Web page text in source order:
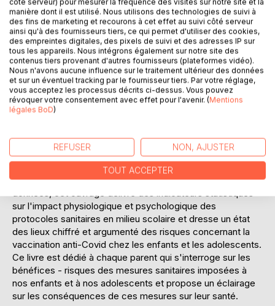
DESCRIPTION
Depuis le début de la crise sanitaire, pas moins de 48
protocoles scolaires se sont succédés provoquant mal-
être et souffrance chez les enfants et les adolescents. Les
adolescents a également engendré des drames humains
totalement ignorés de façon déloyale par les médias ou les
Issu de plus de 18 mois de recherches en science des
données, cet ouvrage délivre des indicateurs statistiques
sur l'impact physiologique et psychologique des
protocoles sanitaires en milieu scolaire et dresse un état
des lieux chiffré et argumenté des risques concernant la
vaccination anti-Covid chez les enfants et les adolescents.
Ce livre est dédié à chaque parent qui s'interroge sur les
bénéfices - risques des mesures sanitaires imposées à
nos enfants et à nos adolescents et propose un éclairage
sur les conséquences de ces mesures sur leur santé.
manière dont il est utilisé. Nous utilisons des technologies de suivi à
des fins de marketing et recourons à cet effet au suivi côté serveur
ainsi qu'à des fournisseurs tiers, ce qui permet d'utiliser des cookies,
des empreintes digitales, des pixels de suivi et des adresses IP sur
tous les appareils. Nous intégrons également sur notre site des
contenus tiers provenant d'autres fournisseurs (plateformes vidéo).
Nous n'avons aucune influence sur le traitement ultérieur des données
et sur un éventuel tracking par le fournisseur tiers. Par votre réglage,
vous acceptez les processus décrits ci-dessus. Vous pouvez
révoquer votre consentement avec effet pour l'avenir. (Mentions
légales BoD)
REFUSER NON, AJUSTER
TOUT ACCEPTER